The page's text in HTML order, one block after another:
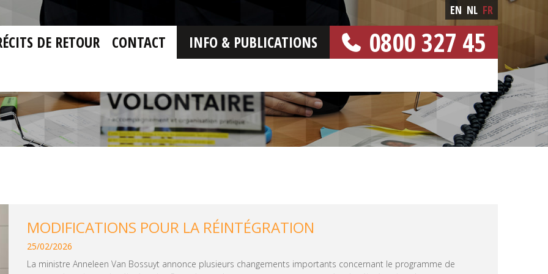
0800 327 45
DE RETOUR CONTACT
INFO & PUBLICATIONS
EN NL FR
MODIFICATIONS POUR LA RÉINTÉGRATION
25/02/2026
La ministre Anneleen Van Bossuyt annonce plusieurs changements importants concernant le programme de